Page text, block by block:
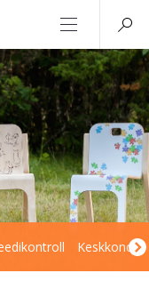
Keskkond